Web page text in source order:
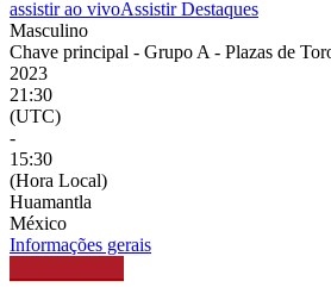
assistir ao vivoAssistir Destaques
Masculino
Chave principal - Grupo A - Plazas de
2023
21:30
(UTC)
-
15:30
(Hora Local)
Huamantla
México
Informações gerais